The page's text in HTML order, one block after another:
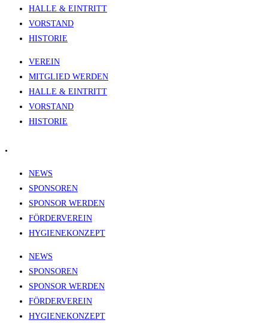
HALLE & EINTRITT
VORSTAND
HISTORIE
VEREIN
MITGLIED WERDEN
HALLE & EINTRITT
VORSTAND
HISTORIE
.
NEWS
SPONSOREN
SPONSOR WERDEN
FÖRDERVEREIN
HYGIENEKONZEPT
NEWS
SPONSOREN
SPONSOR WERDEN
FÖRDERVEREIN
HYGIENEKONZEPT